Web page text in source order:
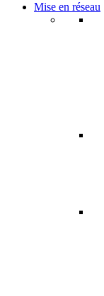
Mise en réseau